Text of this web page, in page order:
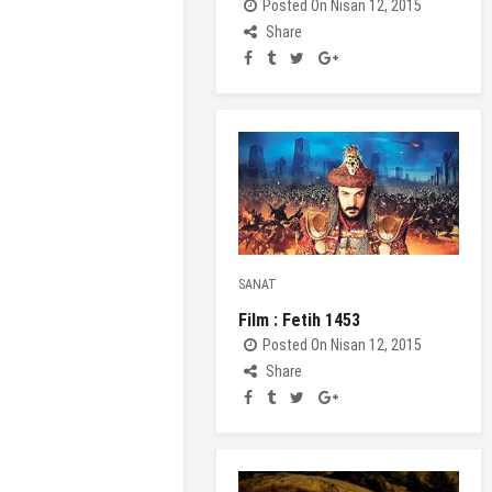
Posted On Nisan 12, 2015
Share
SANAT
Film : Fetih 1453
Posted On Nisan 12, 2015
Share